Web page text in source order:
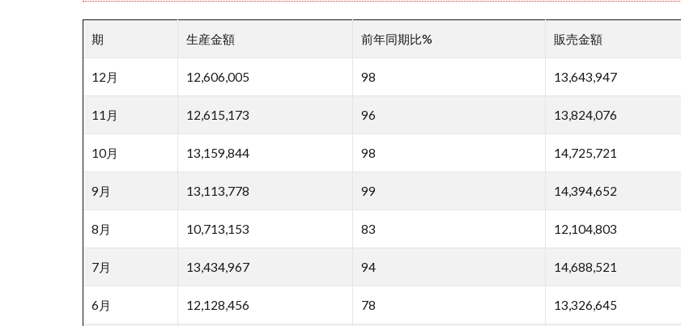
期 生産金額 前年同期比% 販売金額
12月 12,606,005 98 13,643,947
11月 12,615,173 96 13,824,076
10月 13,159,844 98 14,725,721
9月 13,113,778 99 14,394,652
8月 10,713,153 83 12,104,803
7月 13,434,967 94 14,688,521
6月 12,128,456 78 13,326,645